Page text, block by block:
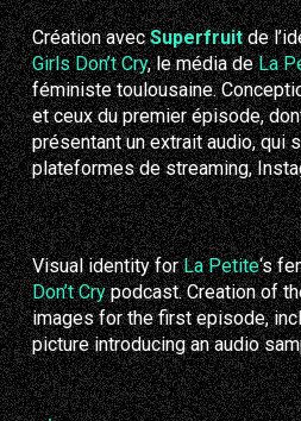
Création avecSuperfruitde
Girls Don’t Cry, le média deLa
féministe toulousaine.
et ceux du premier épisode,
présentant un extrait audio, qui
plateformes de streaming,
Visual identity forLa Petite‘s
Don’t Crypodcast. Creation of
images for the first episode,
picture introducing an audio
Navigate to the next section